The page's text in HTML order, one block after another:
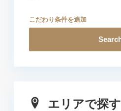
こだわり条件を追加
エリアで探す